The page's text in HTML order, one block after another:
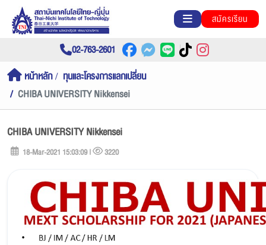
สมัครเรียน
02-763-2601
หน้าหลัก
ทุนและโครงการแลกเปลี่ยน
CHIBA UNIVERSITY Nikkensei
CHIBA UNIVERSITY Nikkensei
18-Mar-2021 15:03:09 | 3220